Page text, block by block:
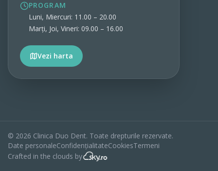
PROGRAM
Luni, Miercuri: 11.00 – 20.00
Marți, Joi, Vineri: 09.00 – 16.00
Vezi harta
© 2026 Clinica Duo Dent. Toate drepturile rezervate.
Date personaleConfidențialitateCookiesTermeni
Crafted in the clouds by